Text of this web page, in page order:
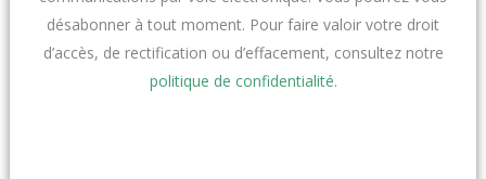
désabonner à tout moment. Pour faire valoir votre droit
d’accès, de rectification ou d’effacement, consultez notre
politique de confidentialité.